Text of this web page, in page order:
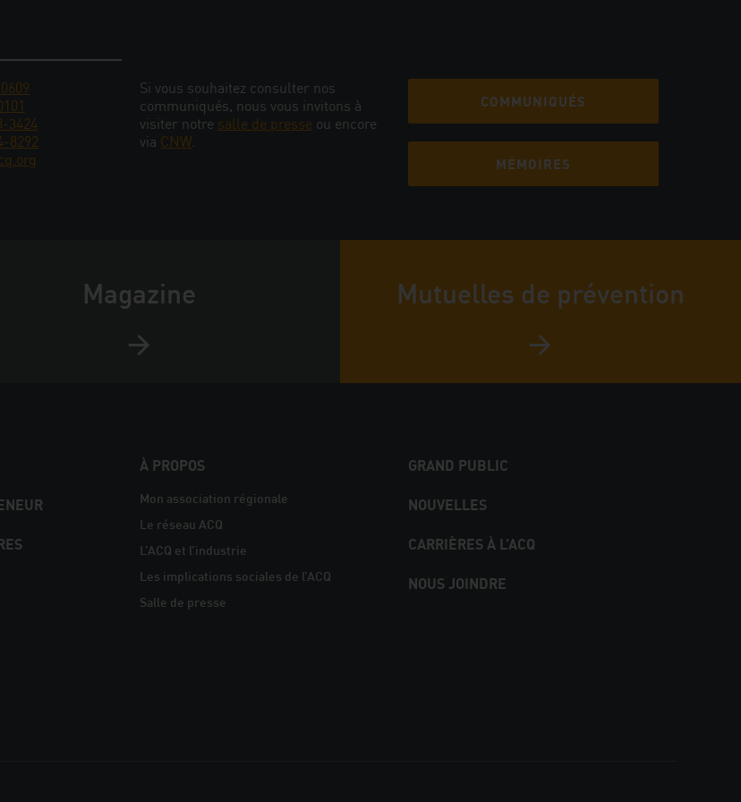
3424
8292
Si vous souhaitez consulter nos
communiqués, nous vous invitons à
visiter notre salle de presse ou encore
via CNW.
COMMUNIQUÉS
MÉMOIRES
Magazine Mutuelles de prévention
À PROPOS
Mon association régionale
Le réseau ACQ
L’ACQ et l’industrie
Les implications sociales de l’ACQ
Salle de presse
GRAND PUBLIC
NOUVELLES
CARRIÈRES À L’ACQ
NOUS JOINDRE